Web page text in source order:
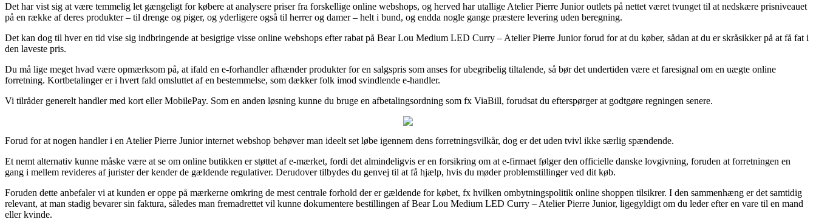
Det har vist sig at være temmelig let gængeligt for købere at analysere priser fra forskellige online webshops, og herved har utallige Atelier Pierre Junior outlets på nettet været tvunget til at nedskære prisniveauet
på en række af deres produkter – til drenge og piger, og yderligere også til herrer og damer – helt i bund, og endda nogle gange præstere levering uden beregning.
Det kan dog til hver en tid vise sig indbringende at besigtige visse online webshops efter rabat på Bear Lou Medium LED Curry – Atelier Pierre Junior forud for at du køber, sådan at du er skråsikker på at få fat i
den laveste pris.
Du må lige meget hvad være opmærksom på, at ifald en e-forhandler afhænder produkter for en salgspris som anses for ubegribelig tiltalende, så bør det undertiden være et faresignal om en uægte online
forretning. Kortbetalinger er i hvert fald omsluttet af en bestemmelse, som dækker folk imod svindlende e-handler.
Vi tilråder generelt handler med kort eller MobilePay. Som en anden løsning kunne du bruge en afbetalingsordning som fx ViaBill, forudsat du efterspørger at godtgøre regningen senere.
Forud for at nogen handler i en Atelier Pierre Junior internet webshop behøver man ideelt set løbe igennem dens forretningsvilkår, dog er det uden tvivl ikke særlig spændende.
Et nemt alternativ kunne måske være at se om online butikken er støttet af e-mærket, fordi det almindeligvis er en forsikring om at e-firmaet følger den officielle danske lovgivning, foruden at forretningen en
gang i mellem revideres af jurister der kender de gældende regulativer. Derudover tilbydes du genvej til at få hjælp, hvis du møder problemstillinger ved dit køb.
Foruden dette anbefaler vi at kunden er oppe på mærkerne omkring de mest centrale forhold der er gældende for købet, fx hvilken ombytningspolitik online shoppen tilsikrer. I den sammenhæng er det samtidig
relevant, at man stadig bevarer sin faktura, således man fremadrettet vil kunne dokumentere bestillingen af Bear Lou Medium LED Curry – Atelier Pierre Junior, ligegyldigt om du leder efter en vare til en mand
eller kvinde.